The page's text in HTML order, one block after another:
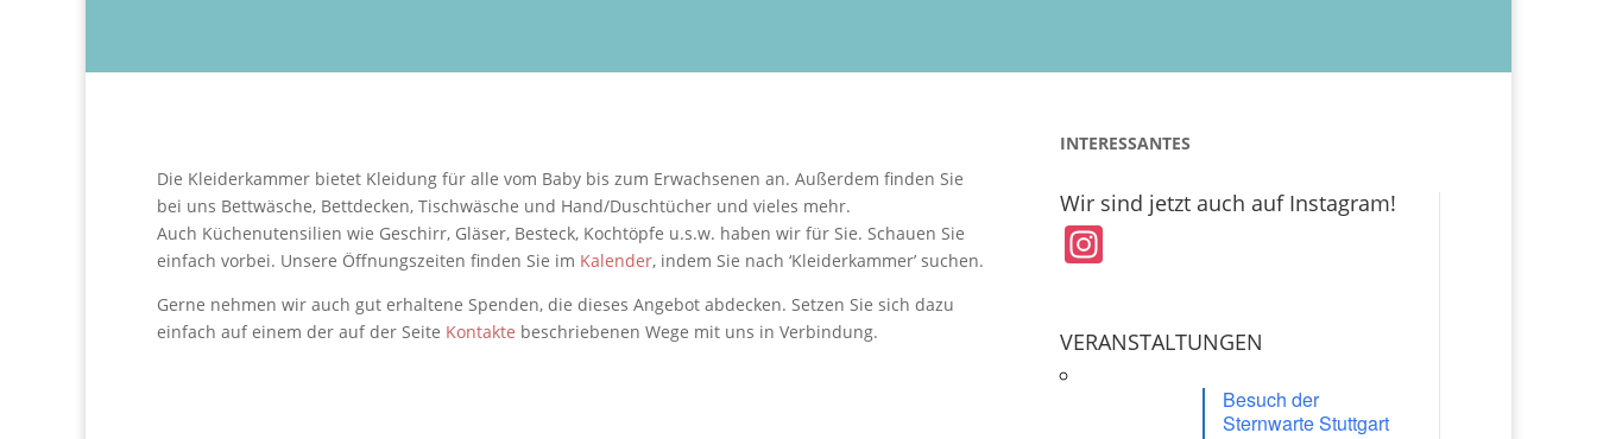
Die Kleiderkammer bietet Kleidung für alle vom Baby bis zum Erwachsenen an. Außerdem finden Sie
bei uns Bettwäsche, Bettdecken, Tischwäsche und Hand/Duschtücher und vieles mehr.
Auch Küchenutensilien wie Geschirr, Gläser, Besteck, Kochtöpfe u.s.w. haben wir für Sie. Schauen Sie
einfach vorbei. Unsere Öffnungszeiten finden Sie im Kalender, indem Sie nach ‘Kleiderkammer’ suchen.
Gerne nehmen wir auch gut erhaltene Spenden, die dieses Angebot abdecken. Setzen Sie sich dazu
einfach auf einem der auf der Seite Kontakte beschriebenen Wege mit uns in Verbindung.
INTERESSANTES
Wir sind jetzt auch auf Instagram!
In
gr
VERANSTALTUNGEN
Besuch der
Sternwarte Stuttgart